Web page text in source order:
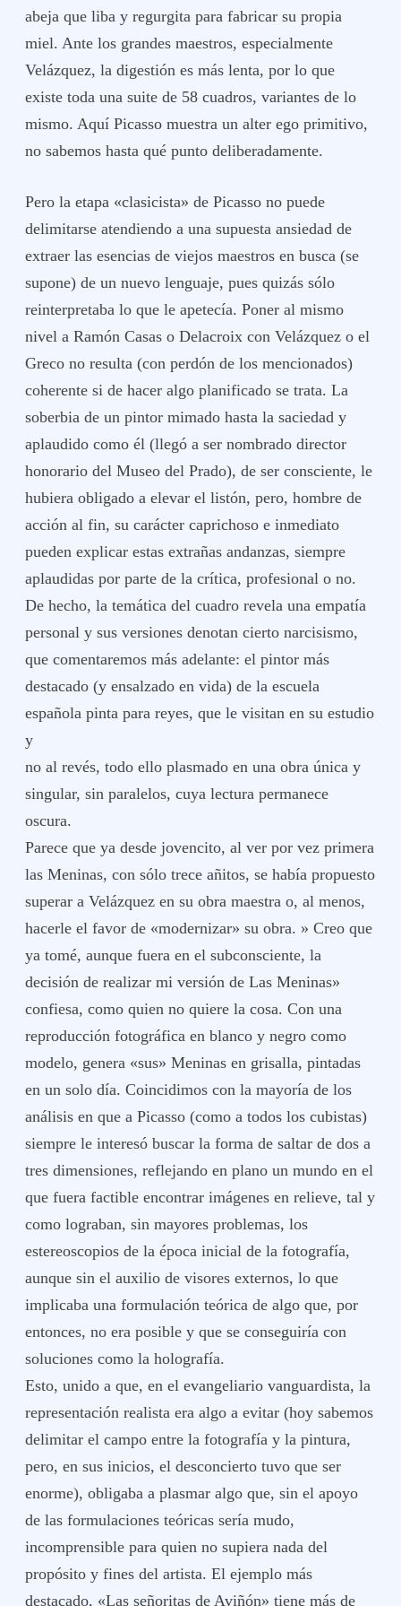
abeja que liba y regurgita para fabricar su propia
miel. Ante los grandes maestros, especialmente
Velázquez, la digestión es más lenta, por lo que
existe toda una suite de 58 cuadros, variantes de lo
mismo. Aquí Picasso muestra un alter ego primitivo,
no sabemos hasta qué punto deliberadamente.
Pero la etapa «clasicista» de Picasso no puede
delimitarse atendiendo a una supuesta ansiedad de
extraer las esencias de viejos maestros en busca (se
supone) de un nuevo lenguaje, pues quizás sólo
reinterpretaba lo que le apetecía. Poner al mismo
nivel a Ramón Casas o Delacroix con Velázquez o el
Greco no resulta (con perdón de los mencionados)
coherente si de hacer algo planificado se trata. La
soberbia de un pintor mimado hasta la saciedad y
aplaudido como él (llegó a ser nombrado director
honorario del Museo del Prado), de ser consciente, le
hubiera obligado a elevar el listón, pero, hombre de
acción al fin, su carácter caprichoso e inmediato
pueden explicar estas extrañas andanzas, siempre
aplaudidas por parte de la crítica, profesional o no.
De hecho, la temática del cuadro revela una empatía
personal y sus versiones denotan cierto narcisismo,
que comentaremos más adelante: el pintor más
destacado (y ensalzado en vida) de la escuela
española pinta para reyes, que le visitan en su estudio
y
no al revés, todo ello plasmado en una obra única y
singular, sin paralelos, cuya lectura permanece
oscura.
Parece que ya desde jovencito, al ver por vez primera
las Meninas, con sólo trece añitos, se había propuesto
superar a Velázquez en su obra maestra o, al menos,
hacerle el favor de «modernizar» su obra. » Creo que
ya tomé, aunque fuera en el subconsciente, la
decisión de realizar mi versión de Las Meninas»
confiesa, como quien no quiere la cosa. Con una
reproducción fotográfica en blanco y negro como
modelo, genera «sus» Meninas en grisalla, pintadas
en un solo día. Coincidimos con la mayoría de los
análisis en que a Picasso (como a todos los cubistas)
siempre le interesó buscar la forma de saltar de dos a
tres dimensiones, reflejando en plano un mundo en el
que fuera factible encontrar imágenes en relieve, tal y
como lograban, sin mayores problemas, los
estereoscopios de la época inicial de la fotografía,
aunque sin el auxilio de visores externos, lo que
implicaba una formulación teórica de algo que, por
entonces, no era posible y que se conseguiría con
soluciones como la holografía.
Esto, unido a que, en el evangeliario vanguardista, la
representación realista era algo a evitar (hoy sabemos
delimitar el campo entre la fotografía y la pintura,
pero, en sus inicios, el desconcierto tuvo que ser
enorme), obligaba a plasmar algo que, sin el apoyo
de las formulaciones teóricas sería mudo,
incomprensible para quien no supiera nada del
propósito y fines del artista. El ejemplo más
destacado, «Las señoritas de Aviñón» tiene más de